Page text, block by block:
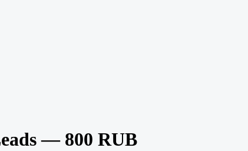
— 800 RUB